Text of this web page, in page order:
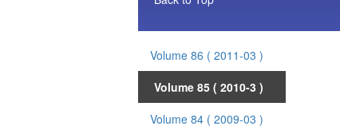
Volume 86 ( 2011-03 )
Volume 85 ( 2010-3 )
Volume 84 ( 2009-03 )